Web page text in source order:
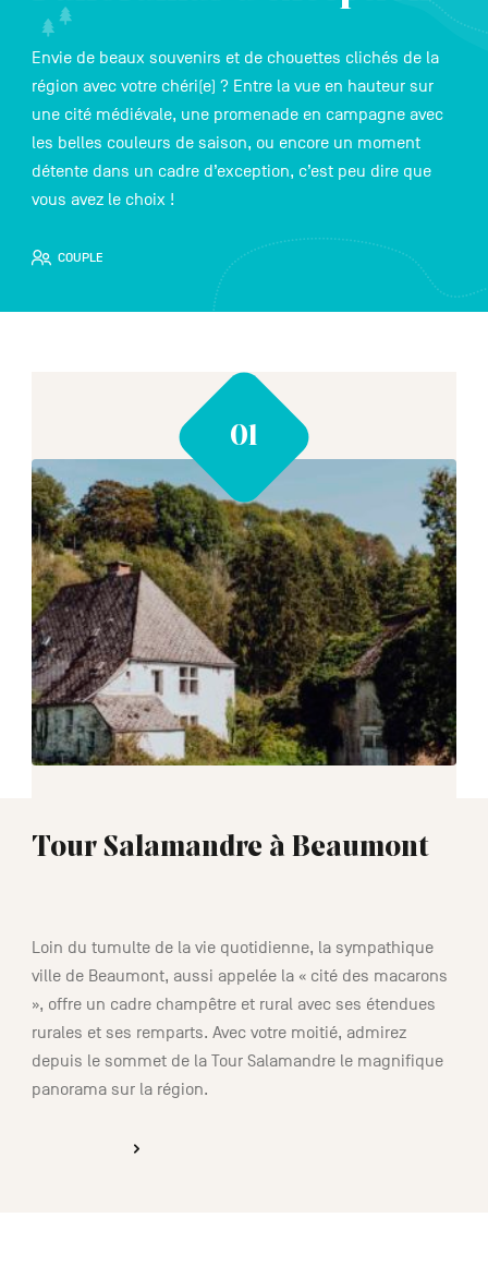
NL DE EN
Navigation
Envie de beaux souvenirs et de chouettes clichés de la
région avec votre chéri(e) ? Entre la vue en hauteur sur
une cité médiévale, une promenade en campagne avec
les belles couleurs de saison, ou encore un moment
détente dans un cadre d’exception, c’est peu dire que
vous avez le choix !
COUPLE
Tour Salamandre à Beaumont
Loin du tumulte de la vie quotidienne, la sympathique
ville de Beaumont, aussi appelée la « cité des macarons
», offre un cadre champêtre et rural avec ses étendues
rurales et ses remparts. Avec votre moitié, admirez
depuis le sommet de la Tour Salamandre le magnifique
panorama sur la région.